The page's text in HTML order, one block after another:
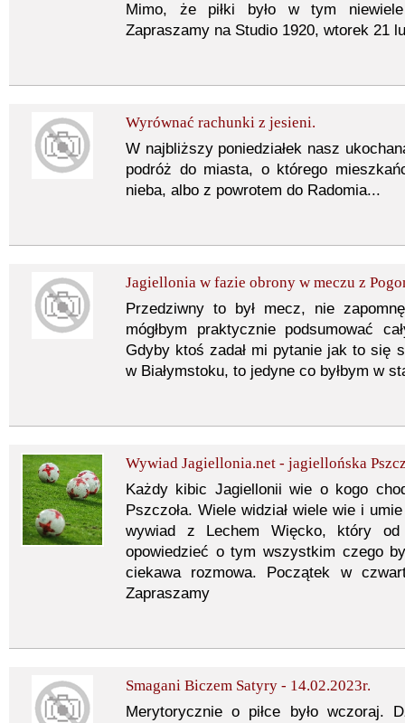
Mimo, że piłki było w tym
Zapraszamy na Studio 1920, wtorek 21
Wyrównać rachunki z jesieni.
W najbliższy poniedziałek nasz
podróż do miasta, o którego
nieba, albo z powrotem do Radomia...
Jagiellonia w fazie obrony w meczu z
Przedziwny to był mecz, nie
mógłbym praktycznie podsumować
Gdyby ktoś zadał mi pytanie jak to się
w Białymstoku, to jedyne co byłbym w
Wywiad Jagiellonia.net - jagiellońska
Każdy kibic Jagiellonii wie o kogo
Pszczoła. Wiele widział wiele wie i
wywiad z Lechem Więcko, który
opowiedzieć o tym wszystkim czego
ciekawa rozmowa. Początek w
Zapraszamy
Smagani Biczem Satyry - 14.02.2023r.
Merytorycznie o piłce było wczoraj.